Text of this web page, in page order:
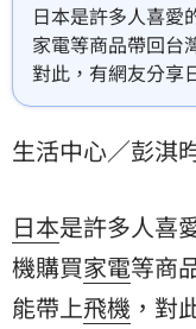
日本是許多人喜愛
家電等商品帶回台
對此，有網友分享
現另類樂趣，「從
生活中心／彭淇
日本是許多人喜
機購買家電等商
能帶上飛機 ，對